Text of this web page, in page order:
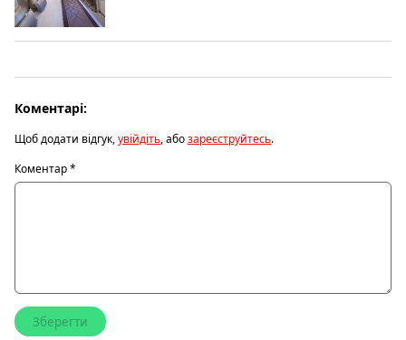
Коментарі:
Щоб додати відгук,увійдіть, абозареєструйтесь.
Коментар*